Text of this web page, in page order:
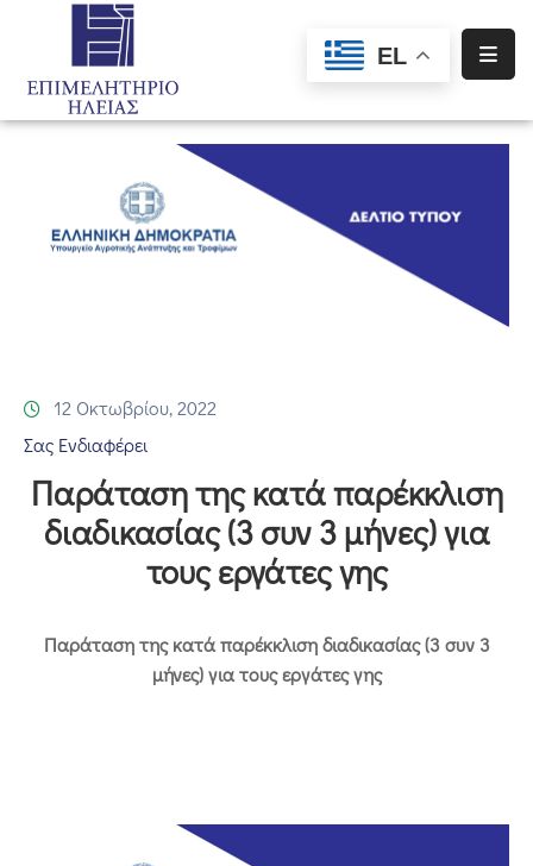
EL
Αρχική
Πληροφόρηση
Προγράμματα
Χρηματοδότησης
Επικοινωνία
12 Οκτωβρίου, 2022
Σας Ενδιαφέρει
Παράταση της κατά παρέκκλιση
διαδικασίας (3 συν 3 μήνες) για
τους εργάτες γης
Παράταση της κατά παρέκκλιση διαδικασίας (3 συν 3
μήνες) για τους εργάτες γης